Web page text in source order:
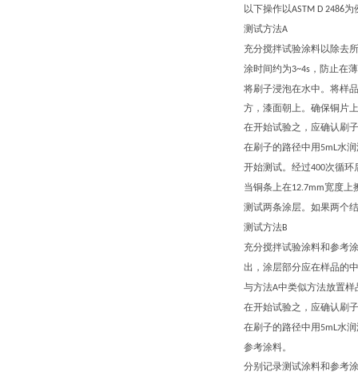
以下操作以ASTM D 2486为
测试方法A
充分搅拌试验涂料以除去
涂时间约为3~4s ，防止在
将刷子浸泡在水中。将样
方，漆面朝上。确保铜片
在开始试验之，应确认刷
在刷子的路径中用5mL水
开始测试。经过400次循环
当铜条上在12.7mm宽度上
测试两条涂层。如果两个
测试方法B
充分搅拌试验涂料和参考
出，涂层部分应在样品的
与方法A中类似方法放置样
在开始试验之，应确认刷
在刷子的路径中用5mL水
参考涂料。
分别记录测试涂料和参考